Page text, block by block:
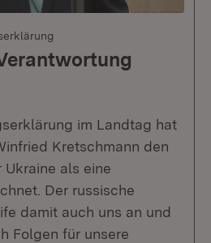
im Landtag hat
Kretschmann den
als eine
Der russische
damit auch uns an und
Folgen für unsere